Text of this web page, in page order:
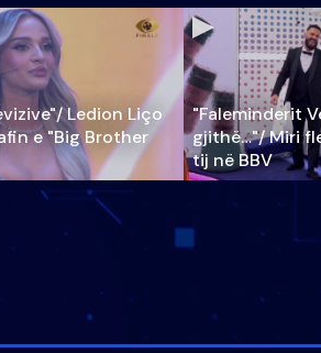
Ledion Liço
e "Big Brother
"Faleminderit
gjithë…"/ Miri
tij në BBV